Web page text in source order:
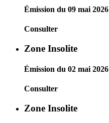
Émission du 09 mai 2026
Consulter
Zone Insolite
Émission du 02 mai 2026
Consulter
Zone Insolite